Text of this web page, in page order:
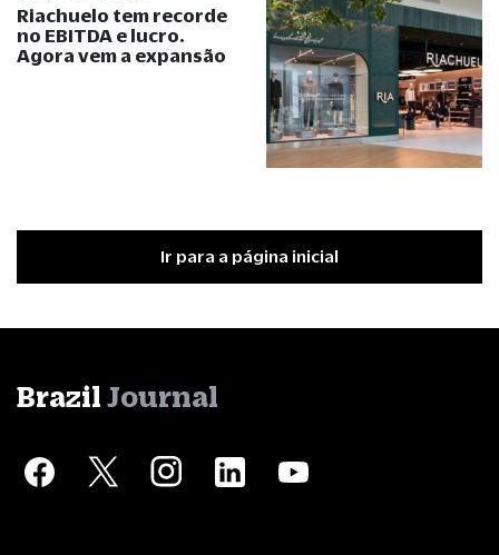
Riachuelo tem recorde
no EBITDA e lucro.
Agora vem a expansão
Ir para a página inicial
Brazil Journal